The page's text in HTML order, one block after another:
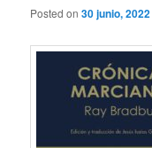
Posted on30 junio, 2022